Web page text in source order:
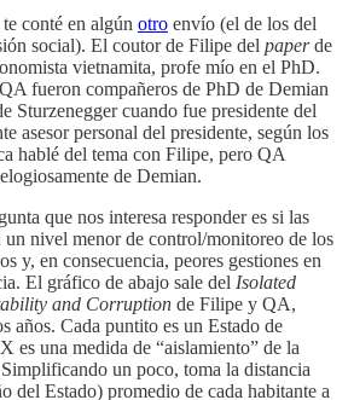
conté en algún otro envío (el de los del
social). El coutor de Filipe del paperde
vietnamita, profe mío en el PhD.
fueron compañeros de PhD de Demian
Sturzenegger cuando fue presidente del
asesor personal del presidente, según los
hablé del tema con Filipe, pero QA
de Demian.
que nos interesa responder es si las
un nivel menor de control/monitoreo de los
y, en consecuencia, peores gestiones en
El gráfico de abajo sale del Isolated
and Corruption de Filipe y QA,
años. Cada puntito es un Estado de
es una medida de “aislamiento” de la
un poco, toma la distancia
del Estado) promedio de cada habitante a